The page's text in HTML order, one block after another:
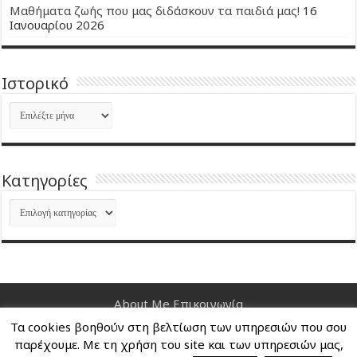
Μαθήματα ζωής που μας διδάσκουν τα παιδιά μας! 16
Ιανουαρίου 2026
Ιστορικό
Ιστορικό
Kατηγορίες
Kατηγορίες
About Me Επικοινωνία
Nancy's Blog © Copyright 2026, All Rights Reserved
Τα cookies βοηθούν στη βελτίωση των υπηρεσιών που σου
παρέχουμε. Με τη χρήση του site και των υπηρεσιών μας,